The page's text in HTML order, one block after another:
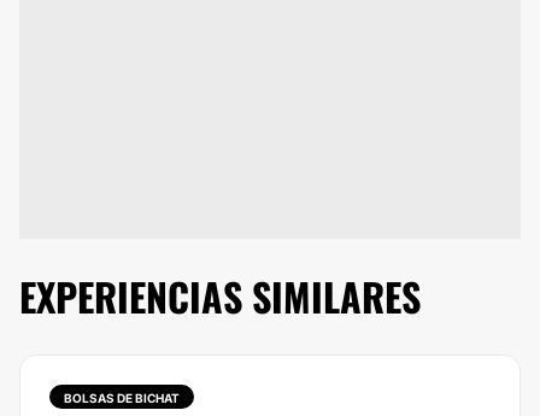
EXPERIENCIAS SIMILARES
BOLSAS DE BICHAT